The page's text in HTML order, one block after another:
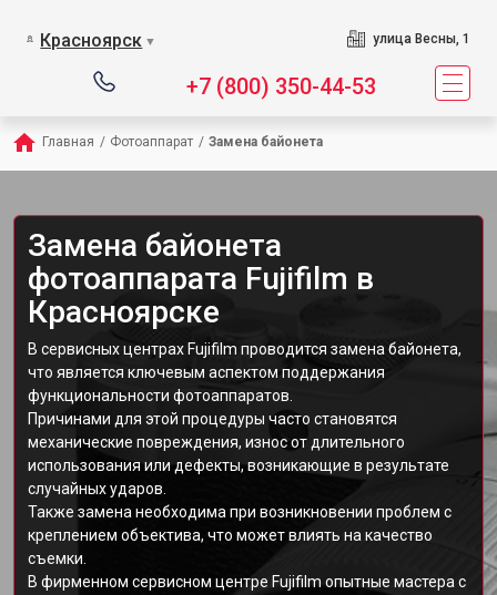
Красноярск ▼ улица Весны, 1
+7 (800) 350-44-53
Главная / Фотоаппарат / Замена байонета
Замена байонета
фотоаппарата Fujifilm в
Красноярске
В сервисных центрах Fujifilm проводится замена байонета,
что является ключевым аспектом поддержания
функциональности фотоаппаратов.
Причинами для этой процедуры часто становятся
механические повреждения, износ от длительного
использования или дефекты, возникающие в результате
случайных ударов.
Также замена необходима при возникновении проблем с
креплением объектива, что может влиять на качество
съемки.
В фирменном сервисном центре Fujifilm опытные мастера с